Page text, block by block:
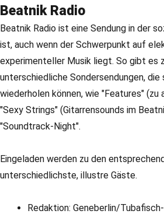
Beatnik Radio
Beatnik Radio ist eine Sendung in der
ist, auch wenn der Schwerpunkt auf
experimenteller Musik liegt. So gibt es
unterschiedliche Sondersendungen,
wiederholen können, wie "Features" (zu
"Sexy Strings" (Gitarrensounds im
"Soundtrack-Night".
Eingeladen werden zu den
unterschiedlichste, illustre Gäste.
Redaktion: Geneberlin/